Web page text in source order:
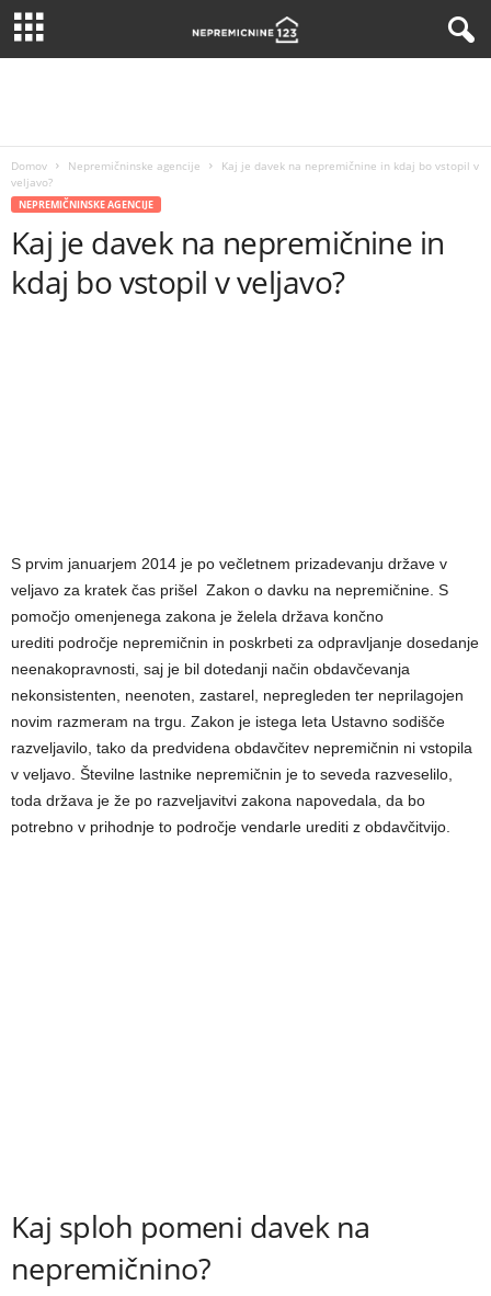
Domov Nepremičninske agencije
Kaj je davek na nepremičnine in kdaj bo vstopil v
veljavo?
NEPREMIČNINSKE AGENCIJE
Kaj je davek na nepremičnine in
kdaj bo vstopil v veljavo?
S prvim januarjem 2014 je po večletnem prizadevanju države v
veljavo za kratek čas prišel Zakon o davku na nepremičnine. S
pomočjo omenjenega zakona je želela država končno
urediti področje nepremičnin in poskrbeti za odpravljanje dosedanje
neenakopravnosti, saj je bil dotedanji način obdavčevanja
nekonsistenten, neenoten, zastarel, nepregleden ter neprilagojen
novim razmeram na trgu. Zakon je istega leta Ustavno sodišče
razveljavilo, tako da predvidena obdavčitev nepremičnin ni vstopila
v veljavo. Številne lastnike nepremičnin je to seveda razveselilo,
toda država je že po razveljavitvi zakona napovedala, da bo
potrebno v prihodnje to področje vendarle urediti z obdavčitvijo.
Kaj sploh pomeni davek na
nepremičnino?